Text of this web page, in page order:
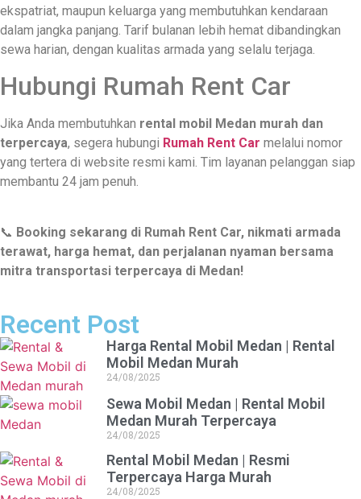
ekspatriat, maupun keluarga yang membutuhkan kendaraan
dalam jangka panjang. Tarif bulanan lebih hemat dibandingkan
sewa harian, dengan kualitas armada yang selalu terjaga.
Hubungi Rumah Rent Car
Jika Anda membutuhkan rental mobil Medan murah dan
terpercaya, segera hubungi Rumah Rent Car melalui nomor
yang tertera di website resmi kami. Tim layanan pelanggan siap
membantu 24 jam penuh.
📞 Booking sekarang di Rumah Rent Car, nikmati armada
terawat, harga hemat, dan perjalanan nyaman bersama
mitra transportasi terpercaya di Medan!
Recent Post
Harga Rental Mobil Medan | Rental
Mobil Medan Murah
24/08/2025
Sewa Mobil Medan | Rental Mobil
Medan Murah Terpercaya
24/08/2025
Rental Mobil Medan | Resmi
Terpercaya Harga Murah
24/08/2025